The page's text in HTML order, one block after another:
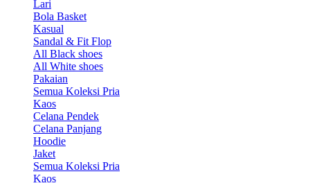
Lari
Bola Basket
Kasual
Sandal & Fit Flop
All Black shoes
All White shoes
Pakaian
Semua Koleksi Pria
Kaos
Celana Pendek
Celana Panjang
Hoodie
Jaket
Semua Koleksi Pria
Kaos